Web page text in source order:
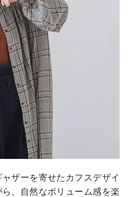
ザーを寄せたカフスデザイ
、自然なボリューム感を楽